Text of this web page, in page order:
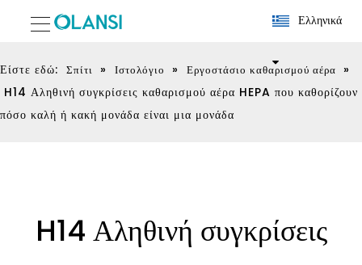
Ελληνικά
Είστε εδώ: Σπίτι » Ιστολόγιο » Εργοστάσιο καθαρισμού αέρα »
H14 Αληθινή συγκρίσεις καθαρισμού αέρα HEPA που καθορίζουν
πόσο καλή ή κακή μονάδα είναι μια μονάδα
H14 Αληθινή συγκρίσεις